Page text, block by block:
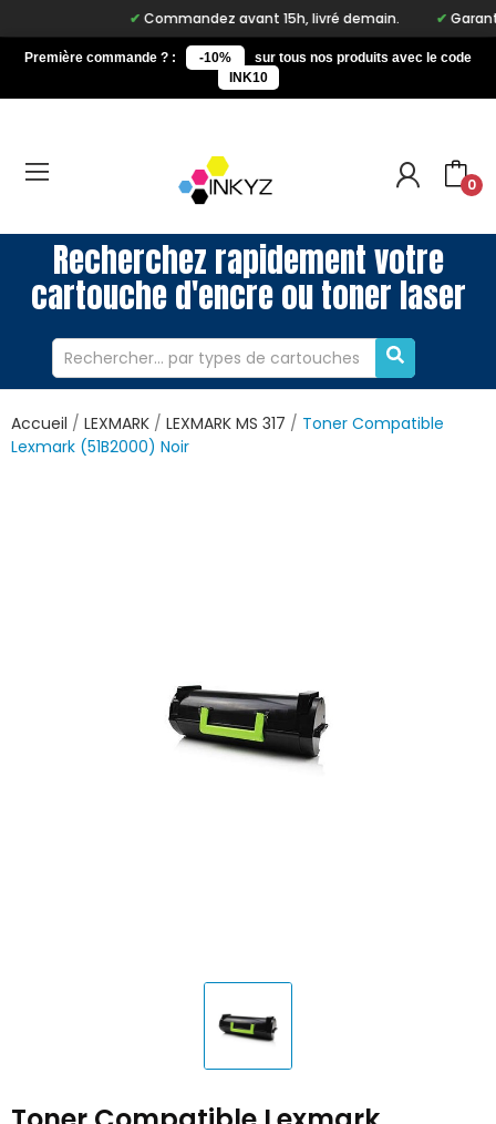
Commandez avant 15h, livré demain.
Première commande ? : -10%
sur tous nos produits avec le code
INK10
0
Recherchez rapidement votre
cartouche d'encre ou toner laser
Accueil LEXMARK LEXMARK MS 317
Toner Compatible
Lexmark (51B2000) Noir